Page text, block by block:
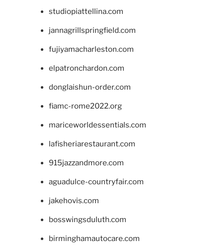
studiopiattellina.com
jannagrillspringfield.com
fujiyamacharleston.com
elpatronchardon.com
donglaishun-order.com
fiamc-rome2022.org
mariceworldessentials.com
lafisheriarestaurant.com
915jazzandmore.com
aguadulce-countryfair.com
jakehovis.com
bosswingsduluth.com
birminghamautocare.com